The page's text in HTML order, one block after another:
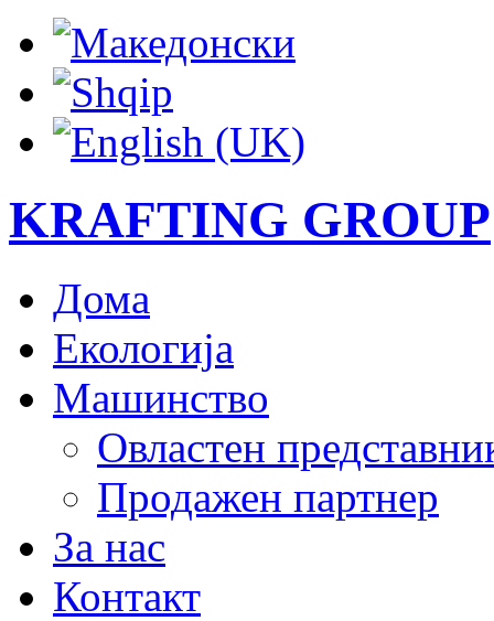
KRAFTING GROUP
Дома
Екологија
Машинство
Овластен
Продажен партнер
За нас
Контакт